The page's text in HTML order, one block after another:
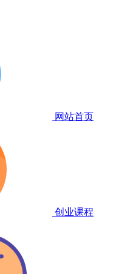
网站首页
创业课程